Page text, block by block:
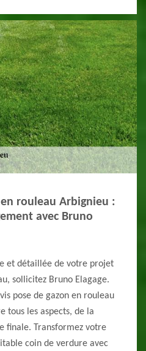
rouleau Arbignieu :
avec Bruno
et détaillée de votre projet
sollicitez Bruno Elagage.
pose de gazon en rouleau
tous les aspects, de la
finale. Transformez votre
coin de verdure avec